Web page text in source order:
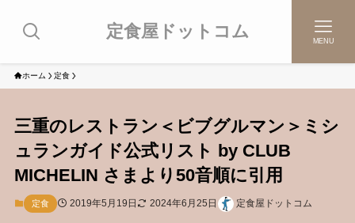
定食屋ドットコム MENU
ホーム 定食
三重のレストラン＜ビブグルマン＞ミシ
ュランガイド公式リスト by CLUB
MICHELIN さまより50音順に引用
定食 2019年5月19日 2024年6月25日 定食屋ドットコム